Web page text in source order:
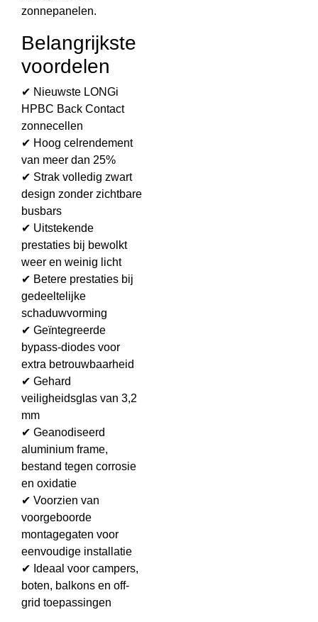
zonnepanelen.
Belangrijkste
voordelen
✔ Nieuwste LONGi
HPBC Back Contact
zonnecellen
✔ Hoog celrendement
van meer dan 25%
✔ Strak volledig zwart
design zonder zichtbare
busbars
✔ Uitstekende
prestaties bij bewolkt
weer en weinig licht
✔ Betere prestaties bij
gedeeltelijke
schaduwvorming
✔ Geïntegreerde
bypass-diodes voor
extra betrouwbaarheid
✔ Gehard
veiligheidsglas van 3,2
mm
✔ Geanodiseerd
aluminium frame,
bestand tegen corrosie
en oxidatie
✔ Voorzien van
voorgeboorde
montagegaten voor
eenvoudige installatie
✔ Ideaal voor campers,
boten, balkons en off-
grid toepassingen